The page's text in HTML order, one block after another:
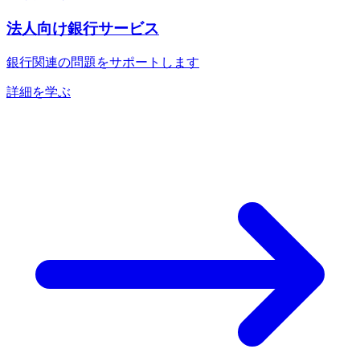
法人向け銀行サービス
銀行関連の問題をサポートします
詳細を学ぶ